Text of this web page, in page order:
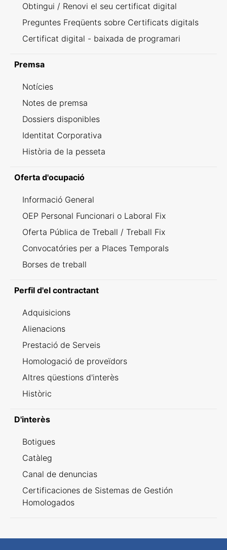
Obtingui / Renovi el seu certificat digital
Preguntes Freqüents sobre Certificats digitals
Certificat digital - baixada de programari
Premsa
Notícies
Notes de premsa
Dossiers disponibles
Identitat Corporativa
Història de la pesseta
Oferta d'ocupació
Informació General
OEP Personal Funcionari o Laboral Fix
Oferta Pública de Treball / Treball Fix
Convocatóries per a Places Temporals
Borses de treball
Perfil d'el contractant
Adquisicions
Alienacions
Prestació de Serveis
Homologació de proveïdors
Altres qüestions d'interès
Històric
D'interès
Botigues
Catàleg
Canal de denuncias
Certificaciones de Sistemas de Gestión
Homologados